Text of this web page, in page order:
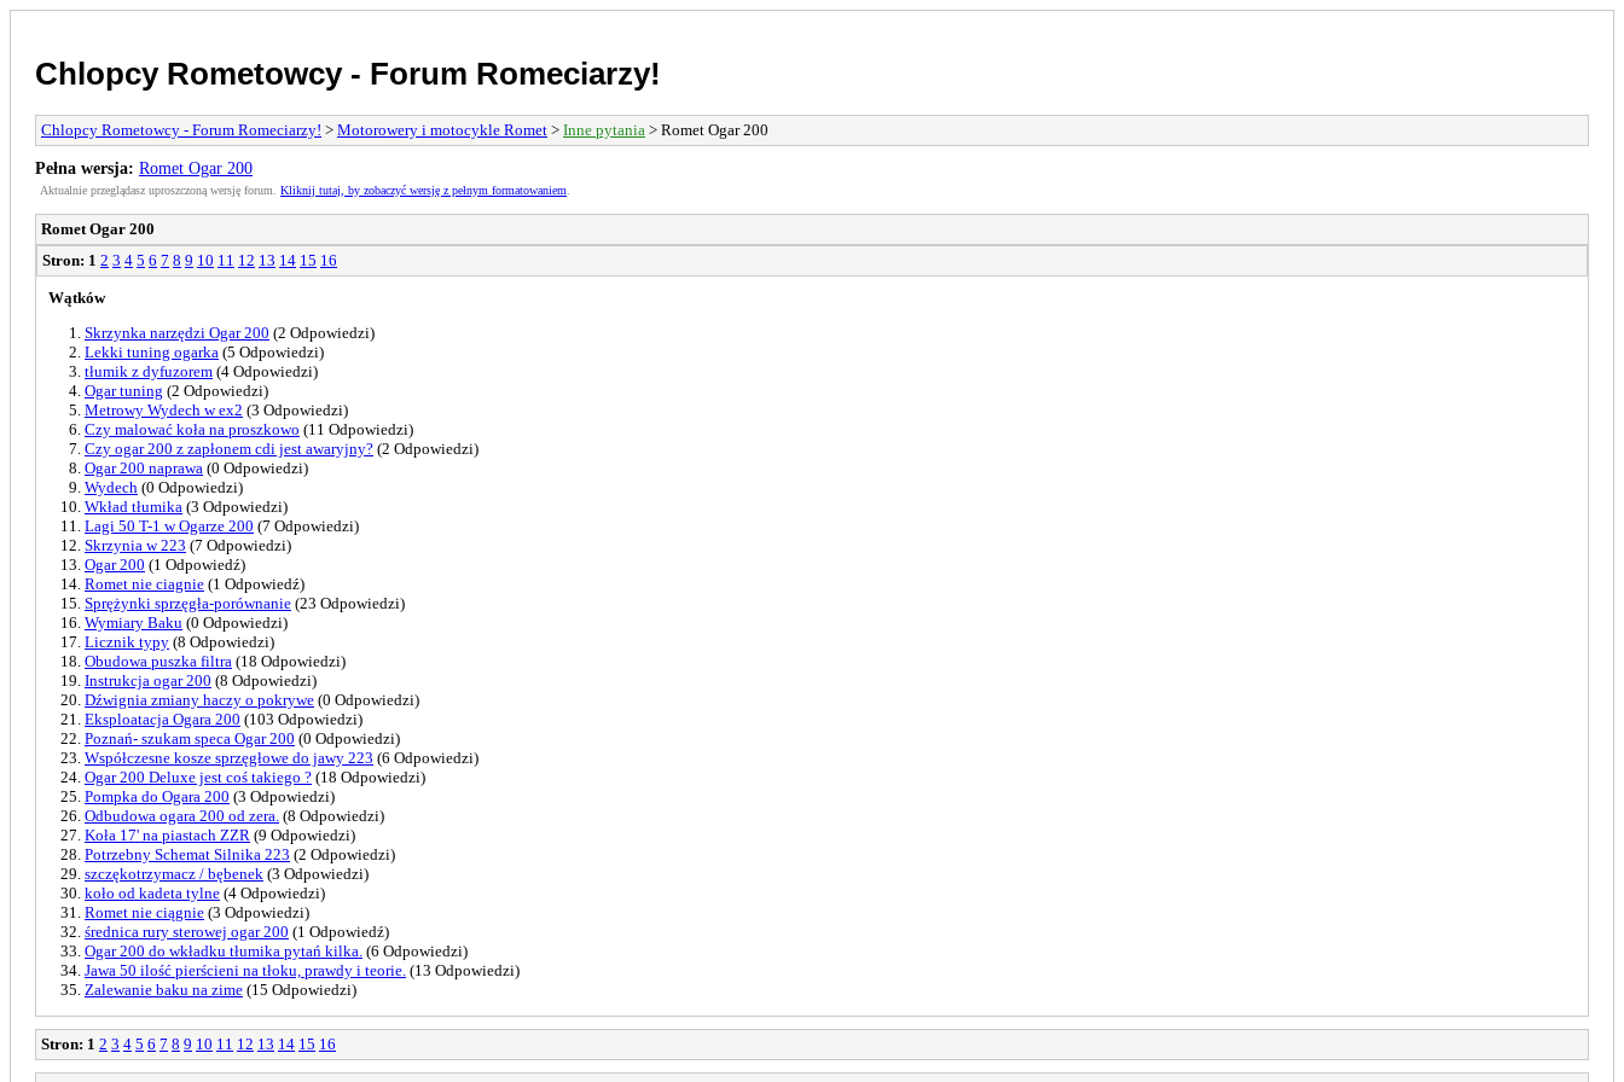
Chlopcy Rometowcy - Forum Romeciarzy!
Chlopcy Rometowcy - Forum Romeciarzy! > Motorowery i motocykle Romet > Inne pytania > Romet Ogar 200
Pełna wersja: Romet Ogar 200
Aktualnie przeglądasz uproszczoną wersję forum. Kliknij tutaj, by zobaczyć wersję z pełnym formatowaniem
Romet Ogar 200
Stron: 1 2 3 4 5 6 7 8 9 10 11 12 13 14 15 16
Wątków
Skrzynka narzędzi Ogar 200 (2 Odpowiedzi)
Lekki tuning ogarka (5 Odpowiedzi)
tłumik z dyfuzorem (4 Odpowiedzi)
Ogar tuning (2 Odpowiedzi)
Metrowy Wydech w ex2 (3 Odpowiedzi)
Czy malować koła na proszkowo (11 Odpowiedzi)
Czy ogar 200 z zapłonem cdi jest awaryjny? (2 Odpowiedzi)
Ogar 200 naprawa (0 Odpowiedzi)
Wydech (0 Odpowiedzi)
Wkład tłumika (3 Odpowiedzi)
Lagi 50 T-1 w Ogarze 200 (7 Odpowiedzi)
Skrzynia w 223 (7 Odpowiedzi)
Ogar 200 (1 Odpowiedź)
Romet nie ciagnie (1 Odpowiedź)
Sprężynki sprzęgła-porównanie (23 Odpowiedzi)
Wymiary Baku (0 Odpowiedzi)
Licznik typy (8 Odpowiedzi)
Obudowa puszka filtra (18 Odpowiedzi)
Instrukcja ogar 200 (8 Odpowiedzi)
Dźwignia zmiany haczy o pokrywe (0 Odpowiedzi)
Eksploatacja Ogara 200 (103 Odpowiedzi)
Poznań- szukam speca Ogar 200 (0 Odpowiedzi)
Współczesne kosze sprzęgłowe do jawy 223 (6 Odpowiedzi)
Ogar 200 Deluxe jest coś takiego ? (18 Odpowiedzi)
Pompka do Ogara 200 (3 Odpowiedzi)
Odbudowa ogara 200 od zera. (8 Odpowiedzi)
Koła 17' na piastach ZZR (9 Odpowiedzi)
Potrzebny Schemat Silnika 223 (2 Odpowiedzi)
szczękotrzymacz / bębenek (3 Odpowiedzi)
koło od kadeta tylne (4 Odpowiedzi)
Romet nie ciągnie (3 Odpowiedzi)
średnica rury sterowej ogar 200 (1 Odpowiedź)
Ogar 200 do wkładku tłumika pytań kilka. (6 Odpowiedzi)
Jawa 50 ilość pierścieni na tłoku, prawdy i teorie. (13 Odpowiedzi)
Zalewanie baku na zime (15 Odpowiedzi)
Stron: 1 2 3 4 5 6 7 8 9 10 11 12 13 14 15 16